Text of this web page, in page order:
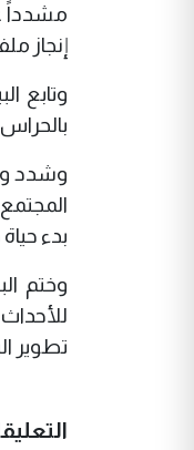
مشدداً
إنجاز
وتابع
وشدد
بدء
وختم
تطوير